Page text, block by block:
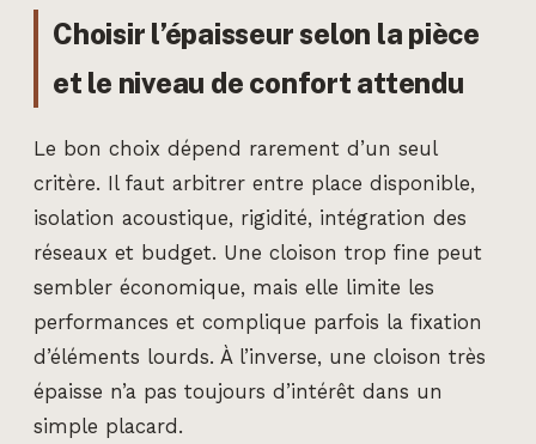
Choisir l’épaisseur selon la pièce
et le niveau de confort attendu
Le bon choix dépend rarement d’un seul
critère. Il faut arbitrer entre place disponible,
isolation acoustique, rigidité, intégration des
réseaux et budget. Une cloison trop fine peut
sembler économique, mais elle limite les
performances et complique parfois la fixation
d’éléments lourds. À l’inverse, une cloison très
épaisse n’a pas toujours d’intérêt dans un
simple placard.